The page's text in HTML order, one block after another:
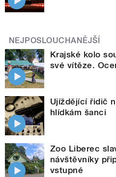
NEJPOSLOUCHANĚJŠÍ
Krajské kolo
své vítěze.
Ujíždějící řidič
hlídkám šanci
Zoo Liberec
návštěvníky
vstupné